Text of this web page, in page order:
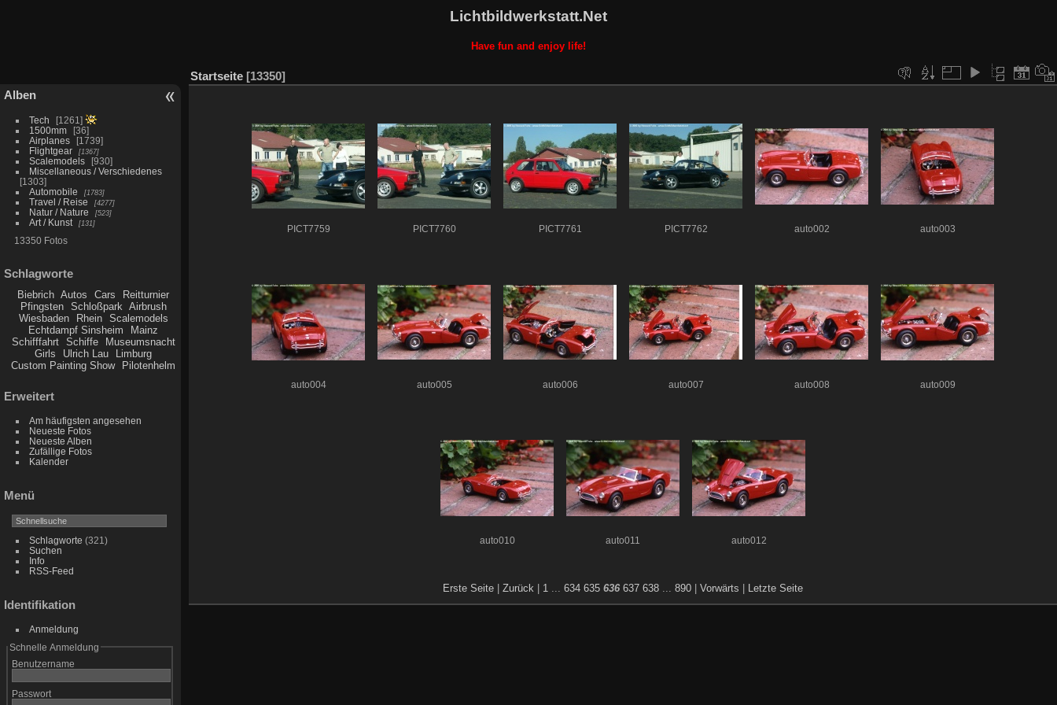
Lichtbildwerkstatt.Net
Have fun and enjoy life!
Alben
Tech
1261
1500mm
36
Airplanes
1739
Flightgear
1367
Scalemodels
930
Miscellaneous / Verschiedenes
1303
Automobile
1783
Travel / Reise 4277
Natur / Nature 523
Art / Kunst 131
13350 Fotos
Schlagworte
Biebrich Autos Cars
Reitturnier
Pfingsten
Schloßpark Airbrush
Wiesbaden
Rhein
Scalemodels
Echtdampf Sinsheim
Mainz
Schifffahrt
Schiffe
Museumsnacht
Girls
Ulrich Lau
Limburg
Custom Painting Show
Pilotenhelm
Erweitert
Am häufigsten angesehen
Neueste Fotos
Neueste Alben
Zufällige Fotos
Kalender
Menü
Schlagworte (321)
Suchen
Info
RSS-Feed
Identifikation
Anmeldung
Schnelle Anmeldung
Benutzername
Passwort
Startseite 13350
PICT7759 PICT7760 PICT7761 PICT7762 auto002 auto003
auto004 auto005 auto006 auto007 auto008 auto009
auto010 auto011 auto012
Erste Seite Zurück 1 634 635 636 637 638 890 Vorwärts Letzte Seite